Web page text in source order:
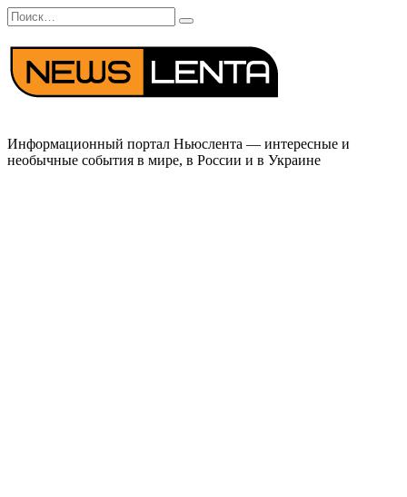
Перейти
к
содержанию
Search
for:
Информационный портал Ньюслента — интересные и
необычные события в мире, в России и в Украине